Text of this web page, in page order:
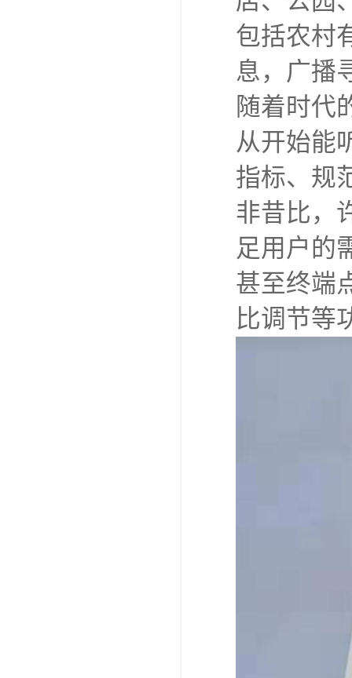
包括农村
息，广播
随着时代
从开始能
指标、规
非昔比，
足用户的
甚至终端
比调节等